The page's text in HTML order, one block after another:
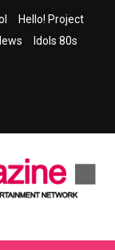
Hello! Project
Idols 80s